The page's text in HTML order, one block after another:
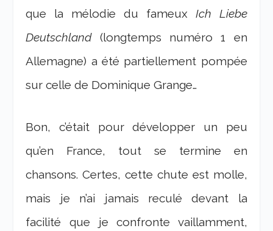
que la mélodie du fameux Ich Liebe
Deutschland(longtemps numéro 1 en
Allemagne) a été partiellement pompée
sur celle de Dominique Grange…
Bon, c’était pour développer un peu
qu’en France, tout se termine en
chansons. Certes, cette chute est molle,
mais je n’ai jamais reculé devant la
facilité que je confronte vaillamment,